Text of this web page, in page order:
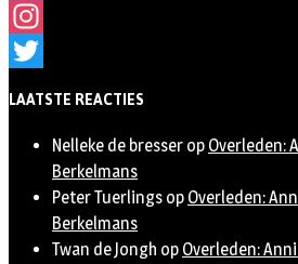
Facebook
Instagram
LAATSTE REACTIES
Nelleke de bresser op Overleden:
Berkelmans
Peter Tuerlings op Overleden:
Berkelmans
Twan de Jongh op Overleden: